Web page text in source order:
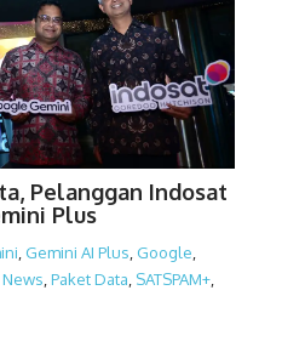
Pelanggan Indosat
Plus
Gemini AI Plus Google
News Paket Data SATSPAM+